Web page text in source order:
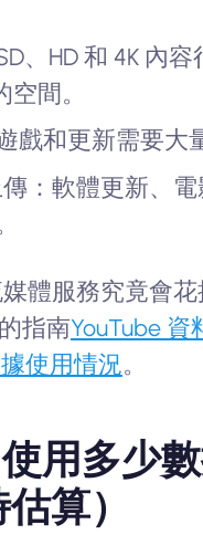
、HD 和 4K 內
間。
戲和更新需要大
：軟體更新、
體服務究竟會
指南YouTube 資
使用情況。
用多少
算）